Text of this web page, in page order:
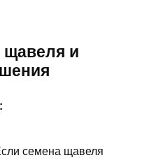
щавеля и
семена щавеля